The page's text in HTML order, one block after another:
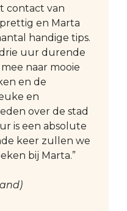
contact van
en Marta
handige tips.
uur durende
naar mooie
en de
en
over de stad
is een absolute
keer zullen we
bij Marta.”